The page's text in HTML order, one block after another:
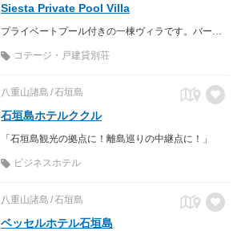
Siesta Private Pool Villa
コテージ・戸建貸別荘
八重山諸島 石垣島
石垣島ホテルククル
「石垣島観光の拠点に！離島巡りの中継点に！」
ビジネスホテル
八重山諸島 石垣島
ベッセルホテル石垣島